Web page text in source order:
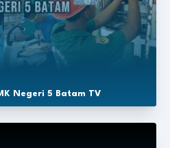
Negeri 5 Batam TV